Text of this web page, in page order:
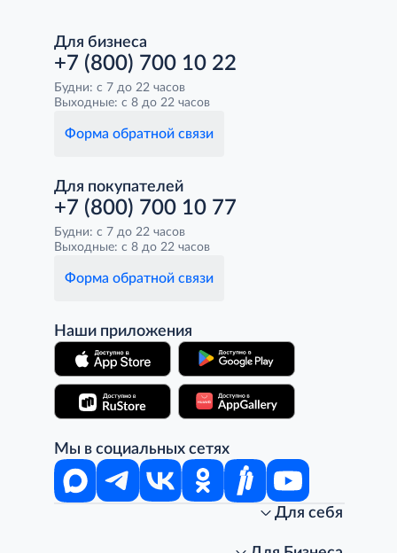
Для бизнеса
+7 (800) 700 10 22
Будни: с 7 до 22 часов
Выходные: с 8 до 22 часов
Форма обратной связи
Для покупателей
+7 (800) 700 10 77
Будни: с 7 до 22 часов
Выходные: с 8 до 22 часов
Форма обратной связи
Наши приложения
Мы в социальных сетях
Для себя